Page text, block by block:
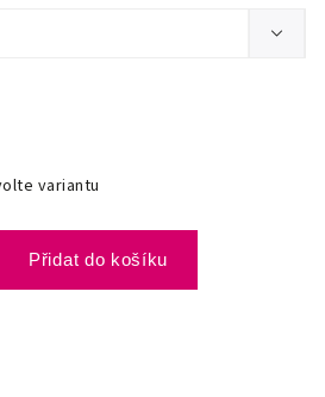
variantu
Přidat do košíku